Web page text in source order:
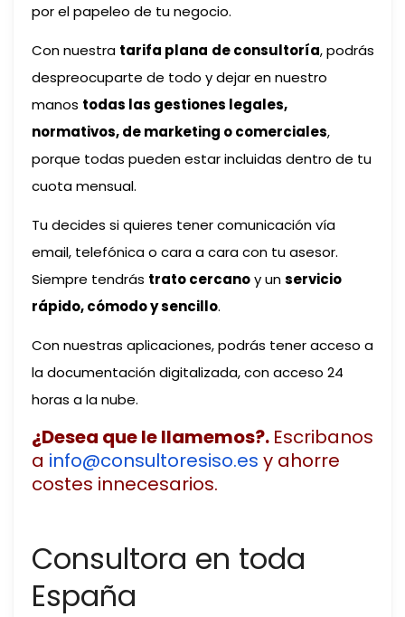
por el papeleo de tu negocio.
Con nuestra tarifa plana de consultoría, podrás
despreocuparte de todo y dejar en nuestro
manos todas las gestiones legales,
normativos, de marketing o comerciales,
porque todas pueden estar incluidas dentro de tu
cuota mensual.
Tu decides si quieres tener comunicación vía
email, telefónica o cara a cara con tu asesor.
Siempre tendrás trato cercanoy unservicio
rápido, cómodo y sencillo.
Con nuestras aplicaciones, podrás tener acceso a
la documentación digitalizada, con acceso 24
horas a la nube.
¿Desea que le llamemos?. Escribanos
a info@consultoresiso.es y ahorre
costes innecesarios.
Consultora en toda
España